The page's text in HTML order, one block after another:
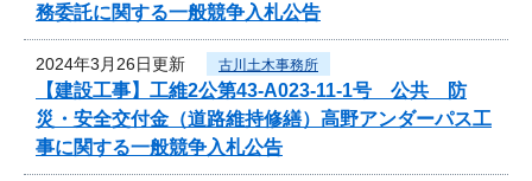
務委託に関する一般競争入札公告
2024年3月26日更新 古川土木事務所
【建設工事】工維2公第43-A023-11-1号 公共 防
災・安全交付金（道路維持修繕）高野アンダーパス工
事に関する一般競争入札公告